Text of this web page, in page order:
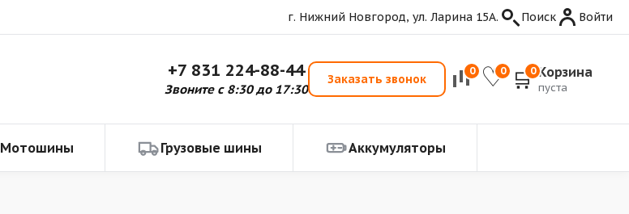
г. Нижний Новгород, ул. Ларина 15А. Поиск Войти
+7 831 224-88-44
Звоните с 8:30 до 17:30
Заказать звонок
0 0 0 Корзина
пуста
Мотошины Грузовые шины Аккумуляторы